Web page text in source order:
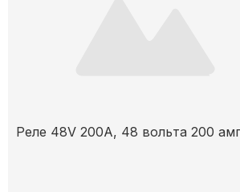
Реле 48V 200A, 48 вольта 200